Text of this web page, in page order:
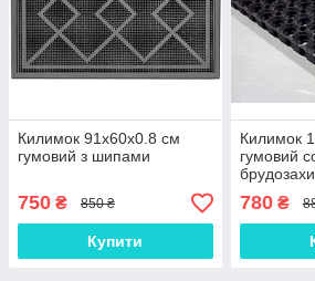
Килимок 91х60х0.8 см
гумовий з шипами
750 ₴ 850 ₴
Купити
Килимок
гумовий
кг (К38)
780₴